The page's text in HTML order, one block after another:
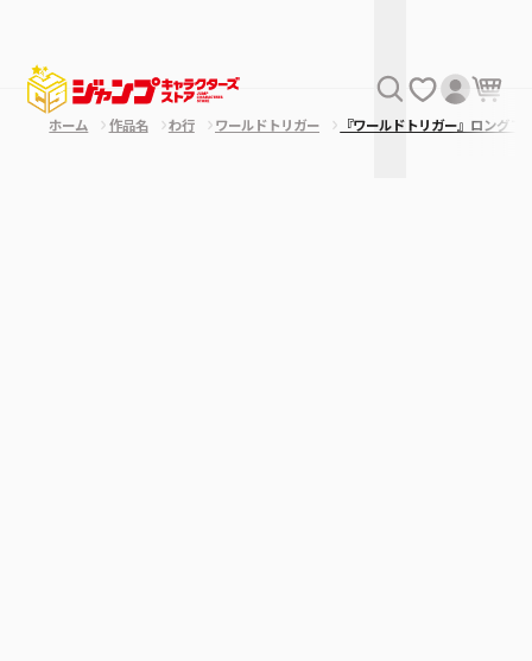
ホーム 作品名 わ行 ワールドトリガー 『ワールドトリガー』ロング